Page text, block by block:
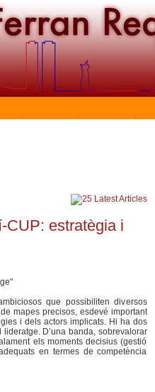
CUP: estratègia i
que possibiliten diversos
mapes precisos, esdevé important
i dels actors implicats. Hi ha dos
D’una banda, sobrevalorar
els moments decisius (gestió
en termes de competència